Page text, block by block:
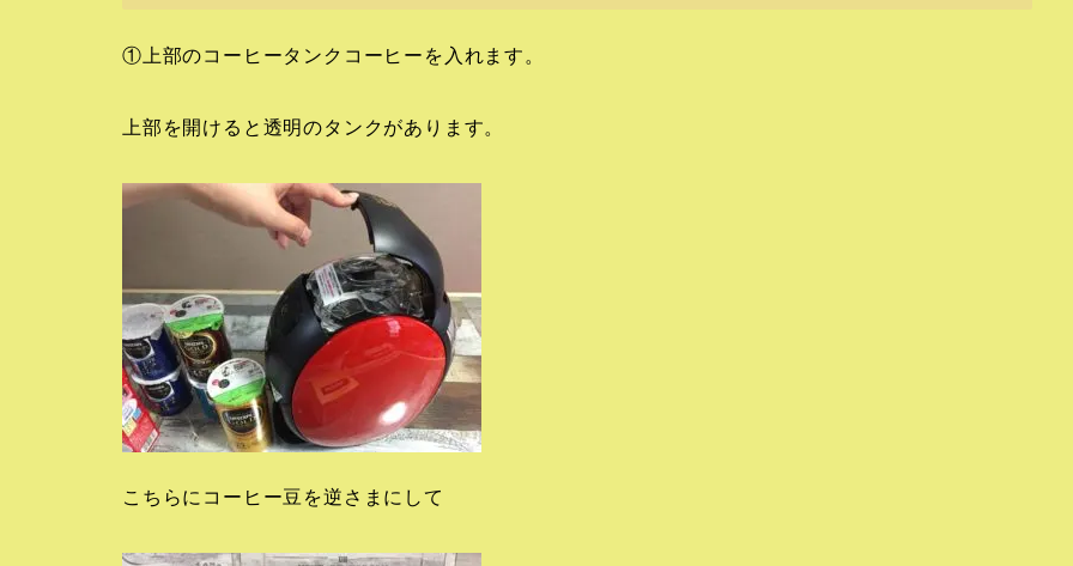
①上部のコーヒータンクコーヒーを入れます。
上部を開けると透明のタンクがあります。
こちらにコーヒー豆を逆さまにして